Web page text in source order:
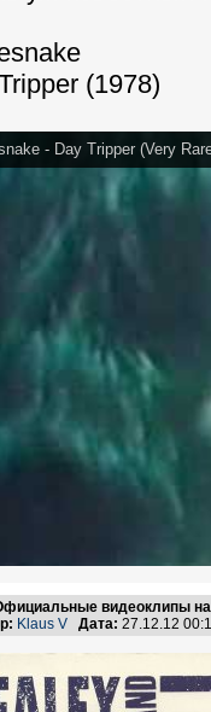
(1978)
- Day Tripper (Very
видеоклипы
Klaus V Дата: 27.12.12